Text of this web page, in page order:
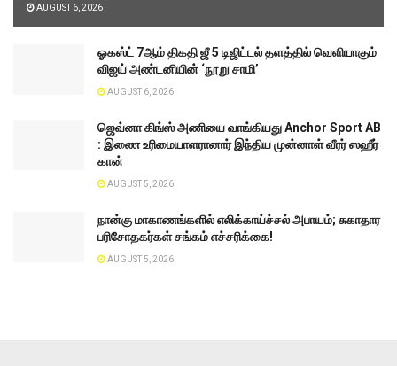
AUGUST 6, 2026
ஓகஸ்ட் 7ஆம் திகதி ஜீ 5 டிஜிட்டல் தளத்தில் வெளியாகும்
விஜய் அண்டனியின் ‘நூறு சாமி’
AUGUST 6, 2026
ஜெவ்னா கிங்ஸ் அணியை வாங்கியது Anchor Sport AB
: இணை உரிமையாளரானார் இந்திய முன்னாள் வீரர் ஸஹீர்
கான்
AUGUST 5, 2026
நான்கு மாகாணங்களில் எலிக்காய்ச்சல் அபாயம்; சுகாதார
பரிசோதகர்கள் சங்கம் எச்சரிக்கை!
AUGUST 5, 2026